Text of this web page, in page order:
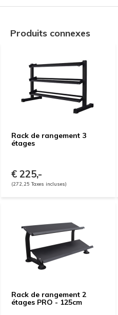
Produits connexes
Rack de rangement 3
étages
€ 225,-
(272,25 Taxes incluses)
Rack de rangement 2
étages PRO - 125cm